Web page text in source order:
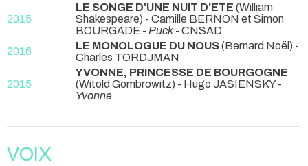
2015
LE SONGE D'UNE NUIT D'ETE (William
Shakespeare) - Camille BERNON et Simon
BOURGADE - Puck- CNSAD
2016
LE MONOLOGUE DU NOUS(Bernard Noël) -
Charles TORDJMAN
2015
YVONNE, PRINCESSE DE BOURGOGNE
(Witold Gombrowitz) - Hugo JASIENSKY -
Yvonne
VOIX